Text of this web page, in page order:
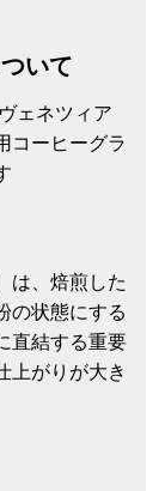
いて
ェネツィア
コーヒーグラ
は、焙煎した
の状態にする
直結する重要
上がりが大き